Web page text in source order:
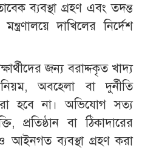
ব্যবস্থা গ্রহণ এবং তদন্ত
দাখিলের নির্দেশ
জন্য বরাদ্দকৃত খাদ্য
অবহেলা বা দুর্নীতি
হবে না। অভিযোগ সত্য
প্রতিষ্ঠান বা ঠিকাদারের
আইনগত ব্যবস্থা গ্রহণ করা